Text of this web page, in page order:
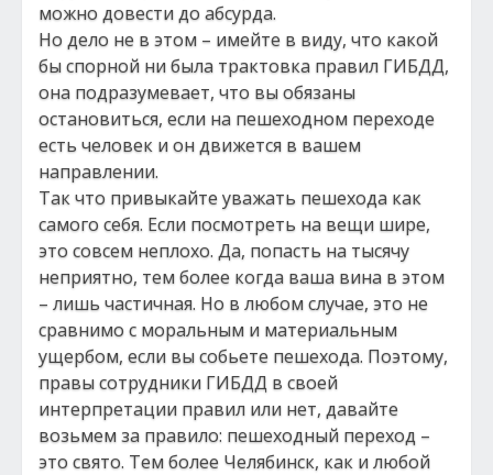
можно довести до абсурда.
Но дело не в этом – имейте в виду, что какой
бы спорной ни была трактовка правил ГИБДД,
она подразумевает, что вы обязаны
остановиться, если на пешеходном переходе
есть человек и он движется в вашем
направлении.
Так что привыкайте уважать пешехода как
самого себя. Если посмотреть на вещи шире,
это совсем неплохо. Да, попасть на тысячу
неприятно, тем более когда ваша вина в этом
– лишь частичная. Но в любом случае, это не
сравнимо с моральным и материальным
ущербом, если вы собьете пешехода. Поэтому,
правы сотрудники ГИБДД в своей
интерпретации правил или нет, давайте
возьмем за правило: пешеходный переход –
это свято. Тем более Челябинск, как и любой